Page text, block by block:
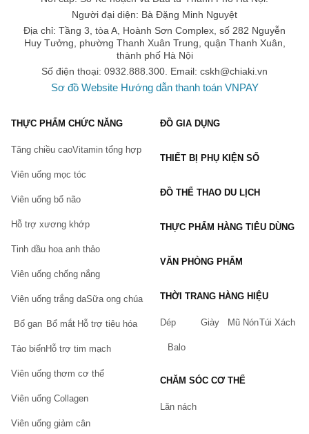
cho không gian sống của bạn.
Chắc chắn rằng sản phẩm hạt tinh thể trồng cây này sẽ mang
đến cho bạn sự trải nghiệm mới lạ và thú vị trong việc chăm sóc
cây cảnh. Hãy để thiên nhiên trở thành một phần không thể thiếu
trong ngôi nhà của bạn!
#hatno #hattinhthe #slime #squishy #dochoi
Người đại diện: Bà Đặng Minh Nguyệt
Địa chỉ: Tầng 3, tòa A, Hoành Sơn Complex, số 282 Nguyễn
Huy Tưởng, phường Thanh Xuân Trung, quận Thanh Xuân,
thành phố Hà Nội
Số điện thoại: 0932.888.300. Email: cskh@chiaki.vn
Sơ đồ Website Hướng dẫn thanh toán VNPAY
THỰC PHẨM CHỨC NĂNG
Tăng chiều caoVitamin tổng hợp
Viên uống mọc tóc
Viên uống bổ não
Hỗ trợ xương khớp
Tinh dầu hoa anh thảo
Viên uống chống nắng
Viên uống trắng daSữa ong chúa
Bổ gan Bổ mắt Hỗ trợ tiêu hóa
Tảo biểnHỗ trợ tim mạch
Viên uống thơm cơ thể
Viên uống Collagen
Viên uống giảm cân
ĐỒ GIA DỤNG
THIẾT BỊ PHỤ KIỆN SỐ
ĐỒ THỂ THAO DU LỊCH
THỰC PHẨM HÀNG TIÊU DÙNG
VĂN PHÒNG PHẨM
THỜI TRANG HÀNG HIỆU
Dép Giày Mũ NónTúi Xách
Balo
CHĂM SÓC CƠ THỂ
Lăn nách